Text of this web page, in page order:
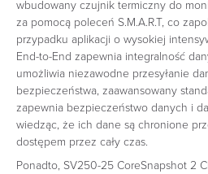
wbudowany czujnik termiczny do
za pomocą poleceń S.M.A.R.T, co
przypadku aplikacji o wysokiej
End-to-End zapewnia integralność
umożliwia niezawodne przesyłanie
bezpieczeństwa, zaawansowany
zapewnia bezpieczeństwo danych i
wiedząc, że ich dane są chronione
dostępem przez cały czas.
Ponadto, SV250-25 CoreSnapshot 2